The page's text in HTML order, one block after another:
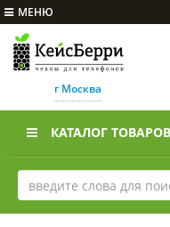
МЕНЮ
г Москва
КАТАЛОГ ТОВАРОВ